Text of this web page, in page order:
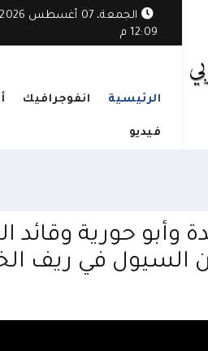
الجمعة، 07 أغسطس 2026
12:09 م
ويخلف أضراراً بممتلكات المواطنين
الرئيسية انفوجرافيك
فيديو
وأبو حورية وقائد
السيول في ريف